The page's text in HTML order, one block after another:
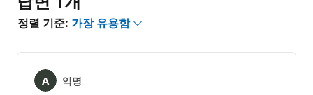
정렬 기준: 가장 유용함
익명